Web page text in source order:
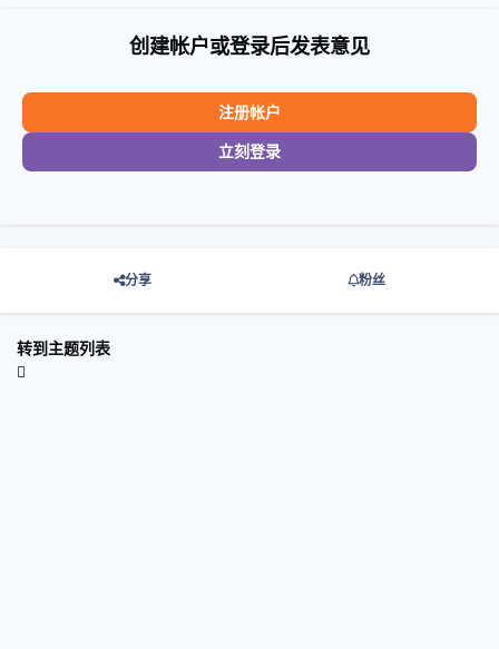
创建帐户或登录后发表意见
注册帐户
立刻登录
分享 粉丝
转到主题列表